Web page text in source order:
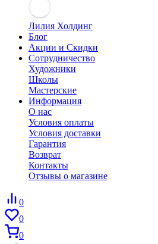
Лилия Холдинг
Блог
Акции и Скидки
Сотрудничество
Художники
Школы
Мастерские
Информация
О нас
Условия оплаты
Условия доставки
Гарантия
Возврат
Контакты
Отзывы о магазине
0
0
0